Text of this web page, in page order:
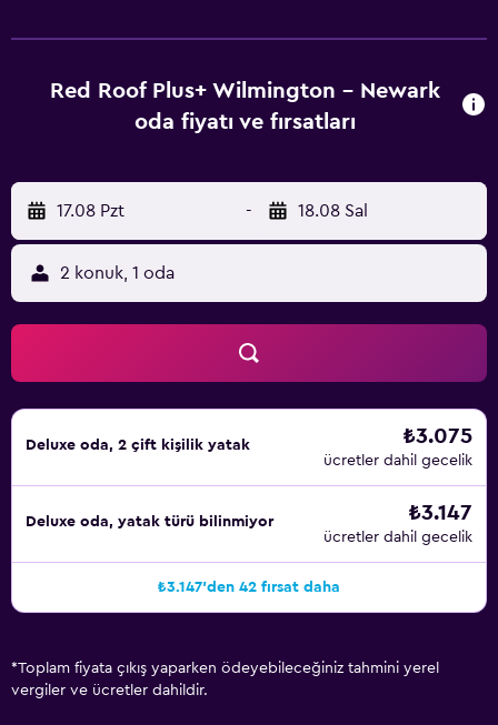
Red Roof Plus+ Wilmington - Newark
oda fiyatı ve fırsatları
17.08 Pzt - 18.08 Sal
2 konuk, 1 oda
Deluxe oda, 2 çift kişilik yatak ₺3.075
ücretler dahil gecelik
Deluxe oda, yatak türü bilinmiyor ₺3.147
ücretler dahil gecelik
₺3.147'den 42 fırsat daha
*Toplam fiyata çıkış yaparken ödeyebileceğiniz tahmini yerel
vergiler ve ücretler dahildir.